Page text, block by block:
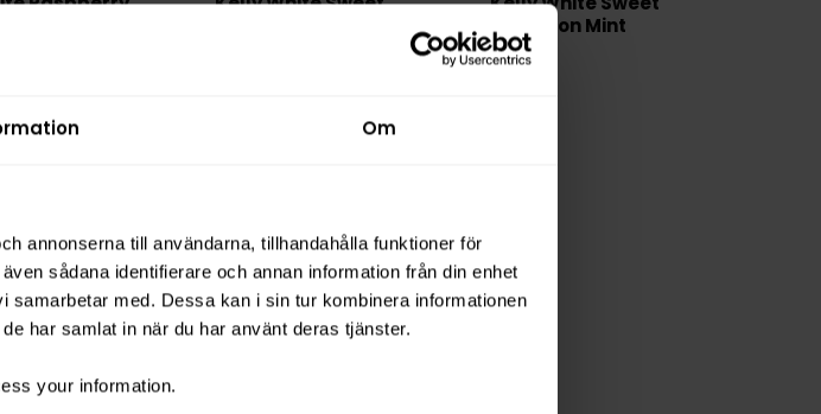
Om
annonserna till användarna, tillhandahålla funktioner för
sådana identifierare och annan information från din enhet
med. Dessa kan i sin tur kombinera informationen
har samlat in när du har använt deras tjänster.
your information.
Melon Mint